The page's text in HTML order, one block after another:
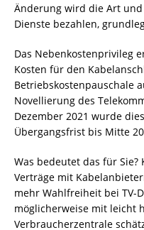
Änderung wird die Art
Dienste bezahlen,
Das Nebenkostenprivileg
Kosten für den
Betriebskostenpauschale
Novellierung des
Dezember 2021 wurde
Übergangsfrist bis Mitte
Was bedeutet das für
Verträge mit
mehr Wahlfreiheit bei TV-
möglicherweise mit leicht
Verbraucherzentrale